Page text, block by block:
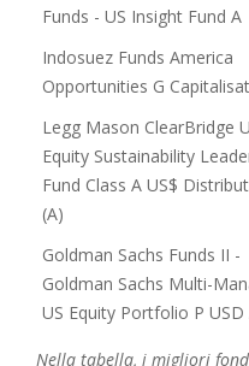
Funds - US Insight Fund A
Indosuez Funds America
Opportunities G
Legg Mason ClearBridge
Equity Sustainability
Fund Class A US$
(A)
Goldman Sachs Funds II -
Goldman Sachs Multi-
US Equity Portfolio P USD
Nella tabella, i migliori